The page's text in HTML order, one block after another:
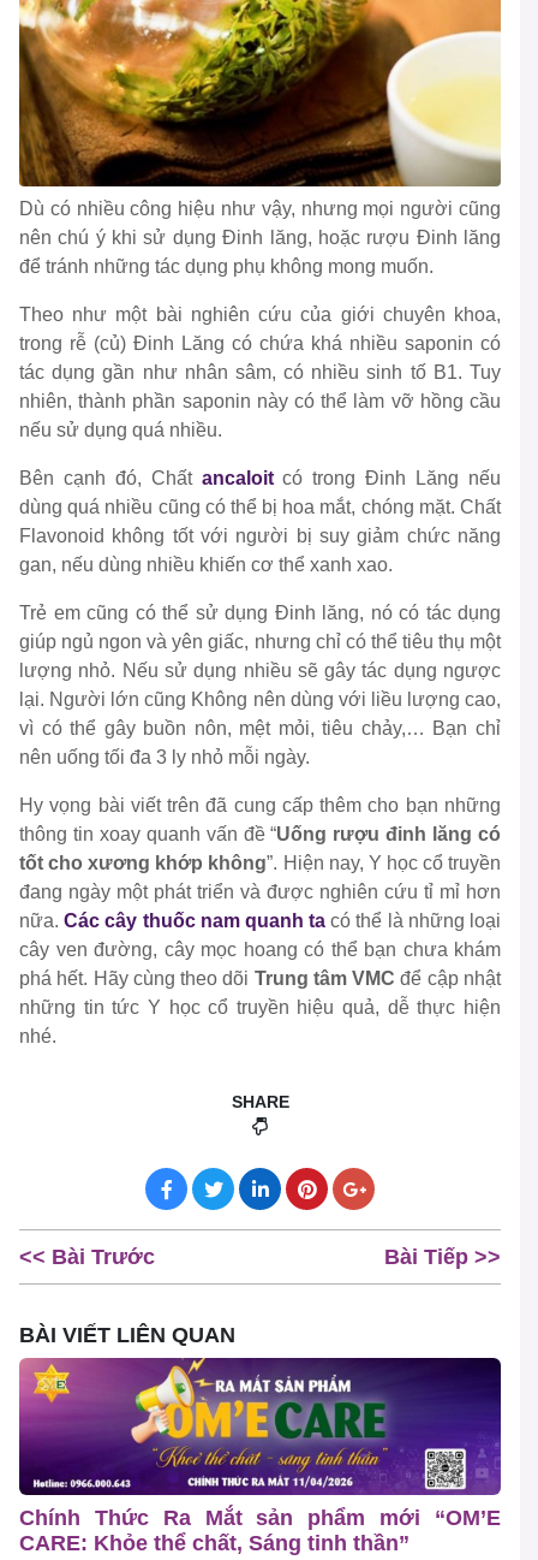
Dù có nhiều công hiệu như vậy, nhưng mọi người cũng
nên chú ý khi sử dụng Đinh lăng, hoặc rượu Đinh lăng
để tránh những tác dụng phụ không mong muốn.
Theo như một bài nghiên cứu của giới chuyên khoa,
trong rễ (củ) Đinh Lăng có chứa khá nhiều saponin có
tác dụng gần như nhân sâm, có nhiều sinh tố B1. Tuy
nhiên, thành phần saponin này có thể làm vỡ hồng cầu
nếu sử dụng quá nhiều.
Bên cạnh đó, Chất ancaloitcó trong Đinh Lăng nếu
dùng quá nhiều cũng có thể bị hoa mắt, chóng mặt. Chất
Flavonoid không tốt với người bị suy giảm chức năng
gan, nếu dùng nhiều khiến cơ thể xanh xao.
Trẻ em cũng có thể sử dụng Đinh lăng, nó có tác dụng
giúp ngủ ngon và yên giấc, nhưng chỉ có thể tiêu thụ một
lượng nhỏ. Nếu sử dụng nhiều sẽ gây tác dụng ngược
lại. Người lớn cũng Không nên dùng với liều lượng cao,
vì có thể gây buồn nôn, mệt mỏi, tiêu chảy,… Bạn chỉ
nên uống tối đa 3 ly nhỏ mỗi ngày.
Hy vọng bài viết trên đã cung cấp thêm cho bạn những
thông tin xoay quanh vấn đề “Uống rượu đinh lăng có
tốt cho xương khớp không”. Hiện nay, Y học cổ truyền
đang ngày một phát triển và được nghiên cứu tỉ mỉ hơn
nữa.Các cây thuốc nam quanh ta có thể là những loại
cây ven đường, cây mọc hoang có thể bạn chưa khám
phá hết. Hãy cùng theo dõi Trung tâm VMC để cập nhật
những tin tức Y học cổ truyền hiệu quả, dễ thực hiện
nhé.
SHARE
<< Bài Trước Bài Tiếp >>
BÀI VIẾT LIÊN QUAN
Chính Thức Ra Mắt sản phẩm mới “OM’E
CARE: Khỏe thể chất, Sáng tinh thần”